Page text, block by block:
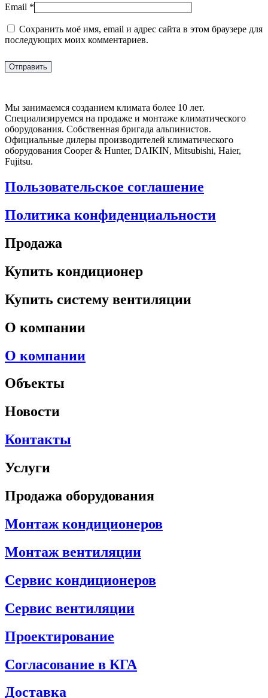
Email *
Сохранить моё имя, email и адрес сайта в этом браузере для
последующих моих комментариев.
Мы занимаемся созданием климата более 10 лет.
Специализируемся на продаже и монтаже климатического
оборудования. Собственная бригада альпинистов.
Официальные дилеры производителей климатического
оборудования Cooper & Hunter, DAIKIN, Mitsubishi, Haier,
Fujitsu.
Пользовательское соглашение
Политика конфиденциальности
Продажа
Купить кондиционер
Купить систему вентиляции
О компании
О компании
Объекты
Новости
Контакты
Услуги
Продажа оборудования
Монтаж кондиционеров
Монтаж вентиляции
Сервис кондиционеров
Сервис вентиляции
Проектирование
Согласование в КГА
Доставка